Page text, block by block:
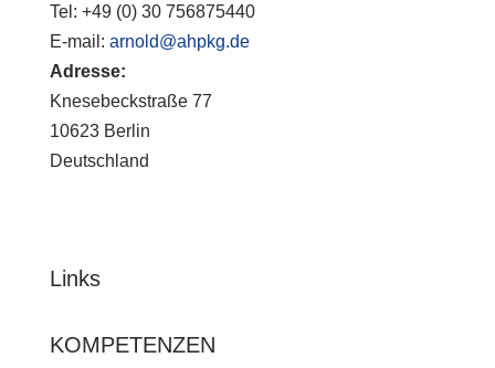
Tel: +49 (0) 30 756875440
E-mail: arnold@ahpkg.de
Adresse:
Knesebeckstraße 77
10623 Berlin
Deutschland
Links
KOMPETENZEN